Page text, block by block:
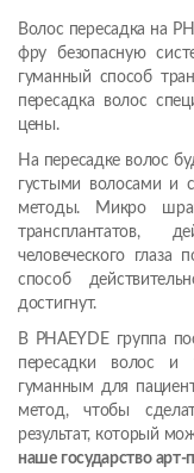
Волос пересадка на
фру безопасную
гуманный способ
пересадка волос
цены.
На пересадке волос
густыми волосами и
методы. Микро
трансплантатов,
человеческого глаза
способ
достигнут.
В PHAEYDE группа
пересадки волос и
гуманным для
метод, чтобы
результат, который
наше государство арт-